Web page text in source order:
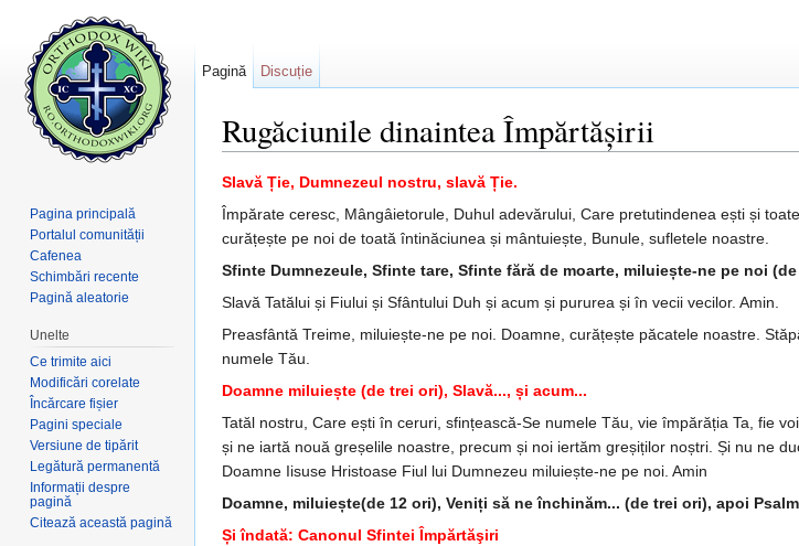
Rugăciunile dinaintea Împărtășirii
Slavă Ție, Dumnezeul nostru, slavă Ție.
Împărate ceresc, Mângâieto­rule, Duhul adevărului, Care pretutindenea ești și
curățește pe noi de toată întinăciunea și mântuiește, Bunule, sufletele noastre.
Sfinte Dumnezeule, Sfinte tare, Sfinte fără de moarte, miluiește-ne pe noi
Slavă Tatălui și Fiului și Sfântului Duh și acum și pururea și în vecii vecilor. Amin.
Preasfântă Treime, miluiește-ne pe noi. Doam­ne, curățește păcatele noastre.
numele Tău.
Doamne miluiește (de trei ori), Slavă..., și acum...
Tatăl nostru, Care ești în ceruri, sfin­țească-Se numele Tău, vie împărăția Ta, fie
și ne iartă nouă greșelile noastre, precum și noi iertăm greșiților noș­tri. Și nu ne
Doamne Iisuse Hristoase Fiul lui Dumnezeu miluiește-ne pe noi. Amin
Doamne, miluiește(de 12 ori), Veniți să ne închinăm... (de trei ori), apoi
Și îndată: Canonul Sfintei Împărtăşiri
Pagină Discuție
Pagina principală
Portalul comunității
Cafenea
Schimbări recente
Pagină aleatorie
Unelte
Ce trimite aici
Modificări corelate
Încărcare fișier
Pagini speciale
Versiune de tipărit
Legătură permanentă
Informații despre
pagină
Citează această pagină